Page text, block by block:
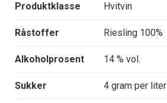
Produktklasse Hvitvin
Råstoffer Riesling 100%
Alkoholprosent 14 % vol.
Sukker 4 gram per liter